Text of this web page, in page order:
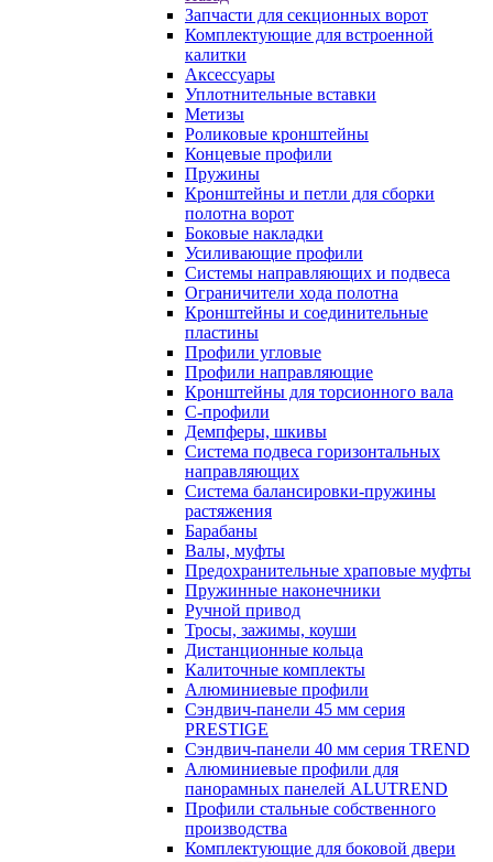
Запчасти для секционных ворот
Комплектующие для встроенной
калитки
Аксессуары
Уплотнительные вставки
Метизы
Роликовые кронштейны
Концевые профили
Пружины
Кронштейны и петли для сборки
полотна ворот
Боковые накладки
Усиливающие профили
Системы направляющих и подвеса
Ограничители хода полотна
Кронштейны и соединительные
пластины
Профили угловые
Профили направляющие
Кронштейны для торсионного вала
С-профили
Демпферы, шкивы
Система подвеса горизонтальных
направляющих
Система балансировки-пружины
растяжения
Барабаны
Валы, муфты
Предохранительные храповые муфты
Пружинные наконечники
Ручной привод
Тросы, зажимы, коуши
Дистанционные кольца
Калиточные комплекты
Алюминиевые профили
Сэндвич-панели 45 мм серия
PRESTIGE
Сэндвич-панели 40 мм серия TREND
Алюминиевые профили для
панорамных панелей ALUTREND
Профили стальные собственного
производства
Комплектующие для боковой двери